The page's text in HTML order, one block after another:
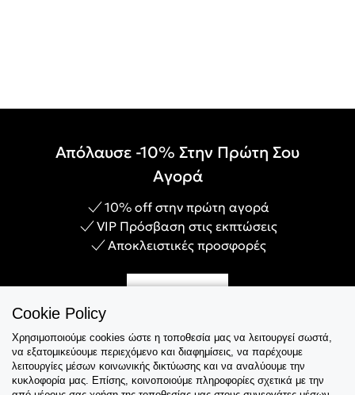
Απόλαυσε -10% Στην Πρώτη Σου
Αγορά
10% off στην πρώτη αγορά
VIP Πρόσβαση στις εκπτώσεις
Αποκλειστικές προσφορές
Εξυπηρέτηση
Cookie Policy
Χρησιμοποιούμε cookies ώστε η τοποθεσία μας να λειτουργεί σωστά,
να εξατομικεύουμε περιεχόμενο και διαφημίσεις, να παρέχουμε
λειτουργίες μέσων κοινωνικής δικτύωσης και να αναλύουμε την
κυκλοφορία μας. Επίσης, κοινοποιούμε πληροφορίες σχετικά με την